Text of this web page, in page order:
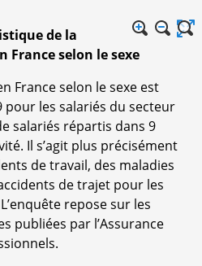
de la
selon le sexe
France selon le sexe est
pour les salariés du secteur
salariés répartis dans 9
Il s’agit plus précisément
de travail, des maladies
de trajet pour les
repose sur les
publiées par l’Assurance